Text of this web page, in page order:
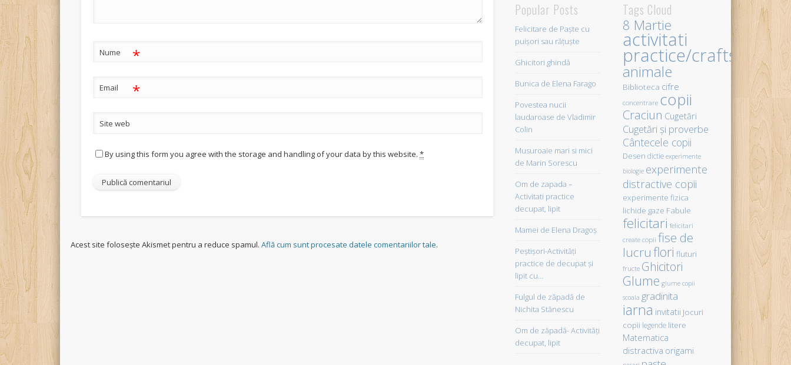
Nume *
Email *
Site web
By using this form you agree with the storage and handling of your data by this website.*
Acest site folosește Akismet pentru a reduce spamul.Află cum sunt procesate datele comentariilor tale.
Popular Posts
Felicitare de Paște cu
puișori sau rățuște
Ghicitori ghindă
Bunica de Elena Farago
Povestea nucii
laudaroase de Vladimir
Colin
Musuroaie mari si mici
de Marin Sorescu
Om de zapada –
Activitati practice
decupat, lipit
Mamei de Elena Dragoş
Peştişori-Activităţi
practice de decupat şi
lipit cu…
Fulgul de zăpadă de
Nichita Stănescu
Om de zăpadă- Activităţi
decupat, lipit
Tags Cloud
8 Martie
activitati
practice/crafts
animale
Biblioteca cifre
concentrare copii
Craciun Cugetări
Cugetări şi proverbe
Cântecele copii
Desen dictie experimente
biologie experimente
distractive copii
experimente fizica
lichide gaze Fabule
felicitari felicitari
create copii fise de
lucruflori fluturi
fructe Ghicitori
Glume glume copii
scoala gradinita
iarna invitatii Jocuri
copii legende litere
Matematica
distractiva origami